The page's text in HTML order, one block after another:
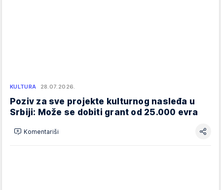
KULTURA 28.07.2026.
Poziv za sve projekte kulturnog nasleđa u
Srbiji: Može se dobiti grant od 25.000 evra
Komentariši